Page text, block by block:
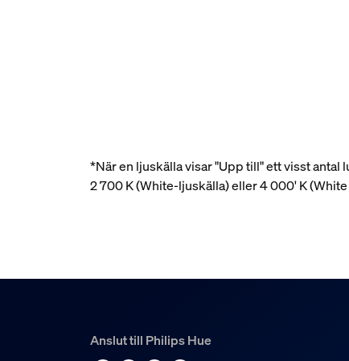
*När en ljuskälla visar "Upp till" ett visst
2 700 K (White-ljuskälla) eller 4 000' K
Anslut till Philips Hue